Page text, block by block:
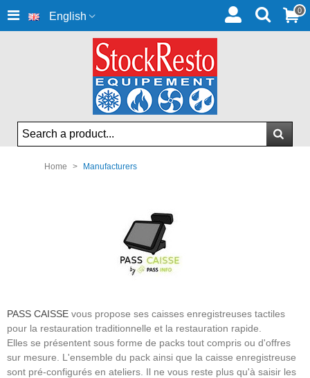
English 0
Home > Manufacturers
PASS CAISSE vous propose ses caisses enregistreuses tactiles
pour la restauration traditionnelle et la restauration rapide.
Elles se présentent sous forme de packs tout compris ou d'offres
sur mesure. L'ensemble du pack ainsi que la caisse enregistreuse
sont pré-configurés en ateliers. Il ne vous reste plus qu'à saisir les